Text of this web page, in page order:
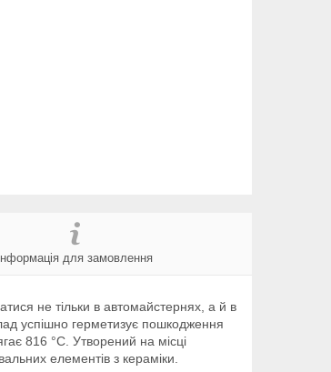
для замовлення
не тільки в автомайстернях, а й в
успішно герметизує пошкодження
816 °С. Утворений на місці
елементів з кераміки.